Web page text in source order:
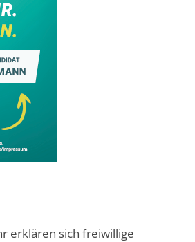
erklären sich freiwillige